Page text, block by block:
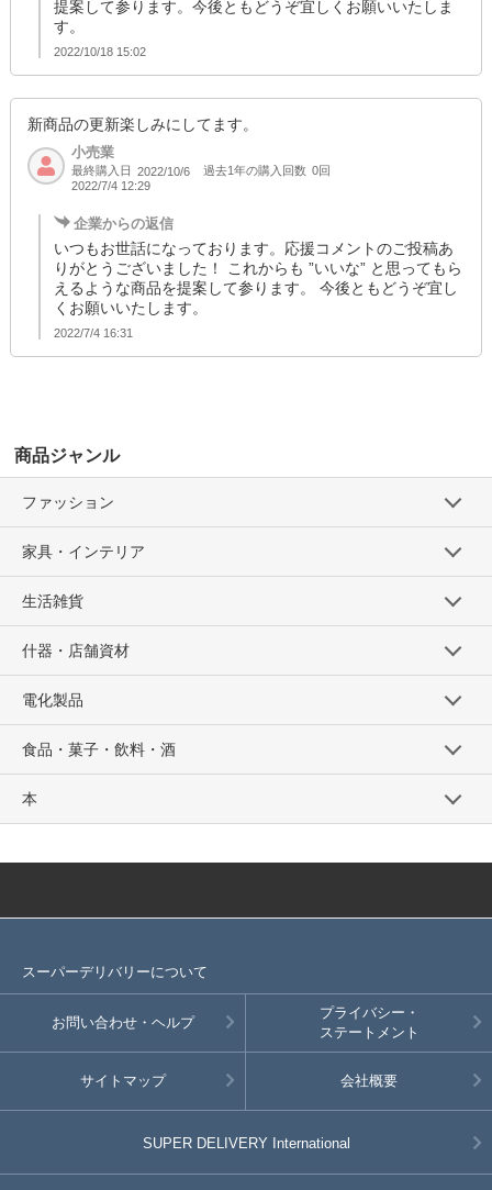
提案して参ります。今後ともどうぞ宜しくお願いいたしま
す。
2022/10/18 15:02
新商品の更新楽しみにしてます。
小売業
最終購入日 2022/10/6 過去1年の購入回数 0回
2022/7/4 12:29
企業からの返信
いつもお世話になっております。応援コメントのご投稿あ
りがとうございました！ これからも ”いいな” と思ってもら
えるような商品を提案して参ります。 今後ともどうぞ宜し
くお願いいたします。
2022/7/4 16:31
商品ジャンル
ファッション
家具・インテリア
生活雑貨
什器・店舗資材
電化製品
食品・菓子・飲料・酒
本
スーパーデリバリーについて
お問い合わせ・ヘルプ
プライバシー・
ステートメント
サイトマップ 会社概要
SUPER DELIVERY International